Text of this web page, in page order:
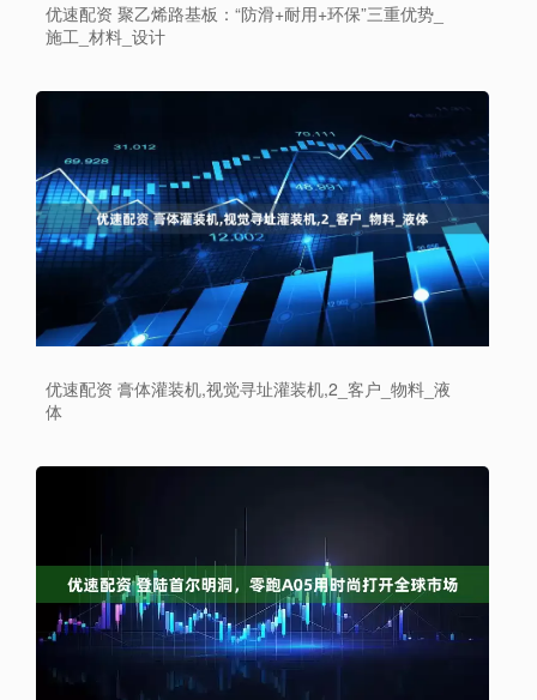
优速配资 聚乙烯路基板：“防滑+耐用+环保”三重优势_
施工_材料_设计
优速配资 膏体灌装机,视觉寻址灌装机,2_客户_物料_液
体